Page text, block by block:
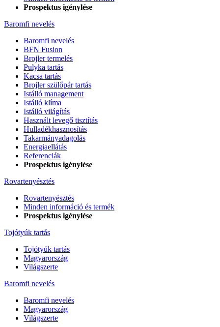
Prospektus igénylése
Baromfi nevelés
Baromfi nevelés
BFN Fusion
Brojler termelés
Pulyka tartás
Kacsa tartás
Brojler szülőpár tartás
Istálló management
Istálló klíma
Istálló világítás
Használt levegő tisztítás
Hulladékhasznosítás
Takarmányadagolás
Energiaellátás
Referenciák
Prospektus igénylése
Rovartenyésztés
Rovartenyésztés
Minden információ és termék
Prospektus igénylése
Tojótyúk tartás
Tojótyúk tartás
Magyarország
Világszerte
Baromfi nevelés
Baromfi nevelés
Magyarország
Világszerte